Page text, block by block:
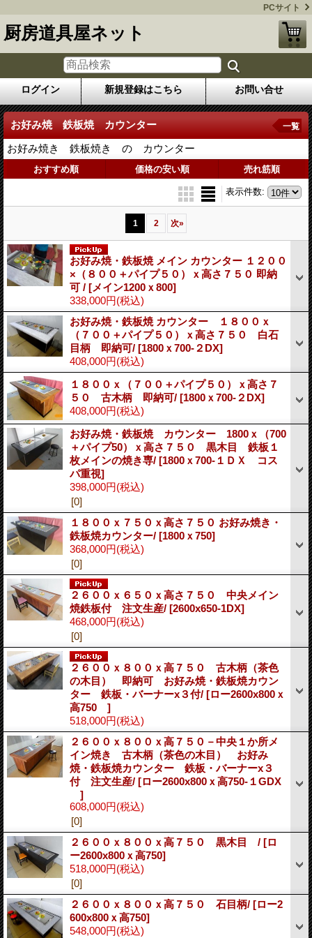
PCサイト
厨房道具屋ネット
ログイン 新規登録はこちら お問い合せ
お好み焼 鉄板焼 カウンター
お好み焼き 鉄板焼き の カウンター
一覧
おすすめ順 価格の安い順 売れ筋順
表示件数:
1 2 次»
お好み焼・鉄板焼 メイン カウンター １２００
×（８００＋パイプ５０）ｘ高さ７５０ 即納
可 / [メイン1200ｘ800]
338,000円(税込)
お好み焼・鉄板焼 カウンター １８００ｘ
（７００＋パイプ５０）ｘ高さ７５０ 白石
目柄 即納可/ [1800ｘ700-２DX]
408,000円(税込)
１８００ｘ（７００＋パイプ５０）ｘ高さ７
５０ 古木柄 即納可/ [1800ｘ700-２DX]
408,000円(税込)
お好み焼・鉄板焼 カウンター 1800ｘ（700
＋パイプ50）ｘ高さ７５０ 黒木目 鉄板１
枚メインの焼き専/ [1800ｘ700-１ＤＸ コス
パ重視]
398,000円(税込)
[0]
１８００ｘ７５０ｘ高さ７５０ お好み焼き・
鉄板焼カウンター/ [1800ｘ750]
368,000円(税込)
[0]
２６００ｘ６５０ｘ高さ７５０ 中央メイン
焼鉄板付 注文生産/ [2600x650-1DX]
468,000円(税込)
[0]
２６００ｘ８００ｘ高７５０ 古木柄（茶色
の木目） 即納可 お好み焼・鉄板焼カウン
ター 鉄板・バーナーx３付/ [ロー2600x800ｘ
高750 ]
518,000円(税込)
２６００ｘ８００ｘ高７５０－中央１か所メ
イン焼き 古木柄（茶色の木目） お好み
焼・鉄板焼カウンター 鉄板・バーナーx３
付 注文生産/ [ロー2600x800ｘ高750-１GDX
]
608,000円(税込)
[0]
２６００ｘ８００ｘ高７５０ 黒木目 / [ロ
ー2600x800ｘ高750]
518,000円(税込)
[0]
２６００ｘ８００ｘ高７５０ 石目柄/ [ロー2
600x800ｘ高750]
548,000円(税込)